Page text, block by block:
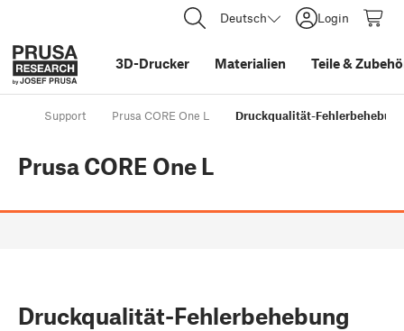
Deutsch Login
3D-Drucker Materialien Teile&
Support Prusa CORE One L Druckqualität-
Prusa CORE One L
Druckqualität-Fehlerbehebung